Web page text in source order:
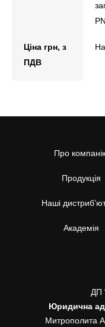
Ціна грн, з
ПДВ
Про
Продукція
Наші
Академія
ДП
Юридична
Митрополита